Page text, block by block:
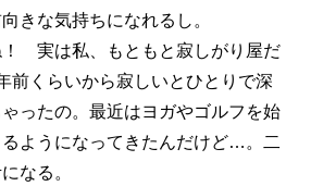
きな気持ちになれるし。
実は私、もともと寂しがり屋だ
前くらいから寂しいとひとりで深
ったの。最近はヨガやゴルフを始
ようになってきたんだけど…。二
なる。